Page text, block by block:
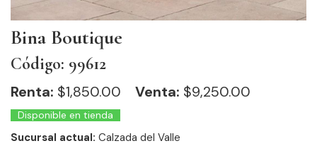
Bina Boutique
Código: 99612
Renta: $1,850.00 Venta: $9,250.00
Disponible en tienda
Sucursal actual: Calzada del Valle